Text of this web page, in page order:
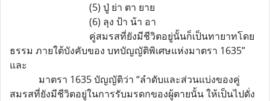
(5) ปู่ ย่า ตา ยาย
(6) ลุง ป้า น้า อา
คู่สมรสที่ยังมีชีวิตอยู่นั้นก็เป็นทายาทโดย
ธรรม ภายใต้บังคับของ บทบัญญัติพิเศษแห่งมาตรา 1635”
และ
มาตรา 1635 บัญญัติว่า “ลำดับและส่วนแบ่งของคู่
สมรสที่ยังมีชีวิตอยู่ในการรับมรดกของผู้ตายนั้น ให้เป็นไปดั่ง